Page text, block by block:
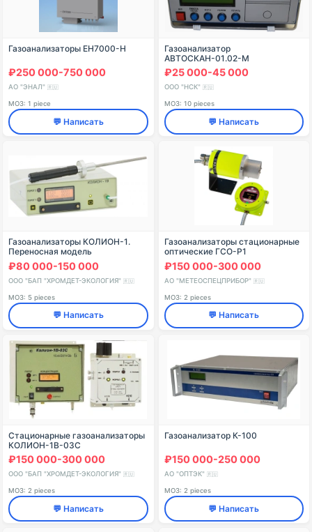
Газоанализаторы ЕН7000-Н
₽250 000-750 000
АО "ЭНАЛ" 🇷🇺
МОЗ: 1 piece
💬 Написать
Газоанализатор
АВТОСКАН-01.02-М
₽25 000-45 000
ООО "НСК" 🇷🇺
МОЗ: 10 pieces
💬 Написать
Газоанализаторы КОЛИОН-1.
Переносная модель
КОЛИОН-1В-27
₽80 000-150 000
ООО "БАП "ХРОМДЕТ-ЭКОЛОГИЯ" 🇷🇺
МОЗ: 5 pieces
💬 Написать
Газоанализаторы стационарные
оптические ГСО-Р1
₽150 000-300 000
АО "МЕТЕОСПЕЦПРИБОР" 🇷🇺
МОЗ: 2 pieces
💬 Написать
Стационарные газоанализаторы
КОЛИОН-1В-03С
₽150 000-300 000
ООО "БАП "ХРОМДЕТ-ЭКОЛОГИЯ" 🇷🇺
МОЗ: 2 pieces
💬 Написать
Газоанализатор К-100
₽150 000-250 000
АО "ОПТЭК" 🇷🇺
МОЗ: 2 pieces
💬 Написать